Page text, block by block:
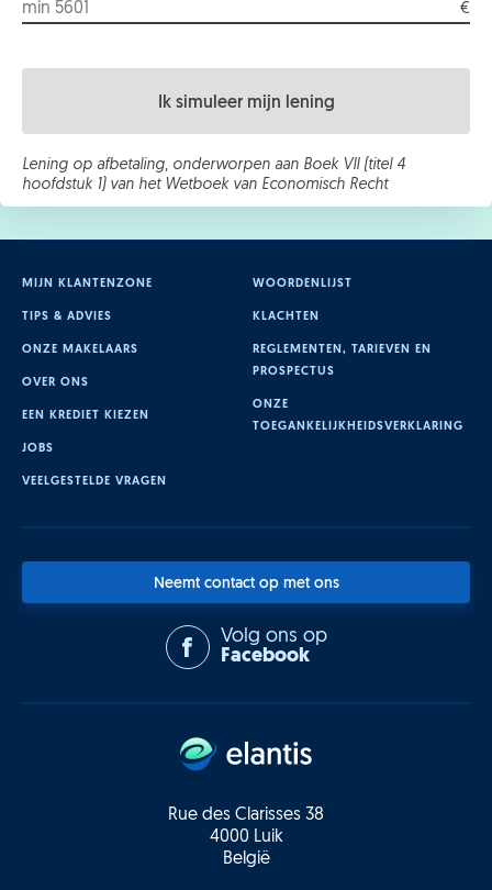
€
Ik simuleer mijn lening
Lening op afbetaling, onderworpen aan Boek VII (titel 4
hoofdstuk 1) van het Wetboek van Economisch Recht
Rue des Clarisses 38
4000 Luik
België
MIJN KLANTENZONE
TIPS & ADVIES
ONZE MAKELAARS
OVER ONS
EEN KREDIET KIEZEN
JOBS
VEELGESTELDE VRAGEN
WOORDENLIJST
KLACHTEN
REGLEMENTEN, TARIEVEN EN
PROSPECTUS
ONZE
TOEGANKELIJKHEIDSVERKLARING
Neemt contact op met ons
Volg ons op
Facebook